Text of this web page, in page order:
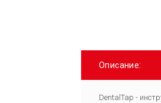
Описание:
DentalTap -